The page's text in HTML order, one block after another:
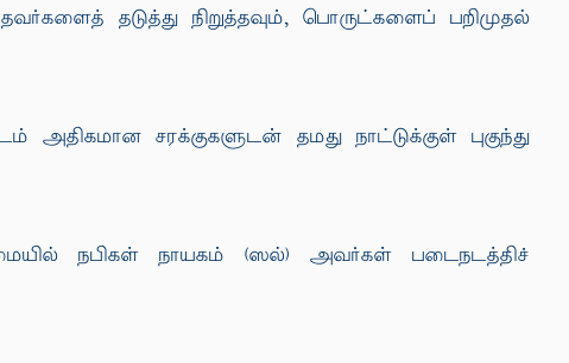
தடுத்து நிறுத்தவும், பொருட்களைப் பறிமுதல்
சரக்குகளுடன் தமது நாட்டுக்குள் புகுந்து
நபிகள் நாயகம் (ஸல்) அவர்கள் படைநடத்திச்